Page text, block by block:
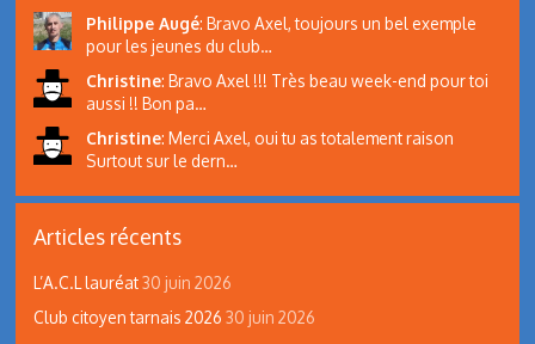
Philippe Augé: Bravo Axel, toujours un bel exemple
pour les jeunes du club…
Christine: Bravo Axel !!! Très beau week-end pour toi
aussi !! Bon pa…
Christine: Merci Axel, oui tu as totalement raison
Surtout sur le dern…
Articles récents
L’A.C.L lauréat 30 juin 2026
Club citoyen tarnais 2026 30 juin 2026